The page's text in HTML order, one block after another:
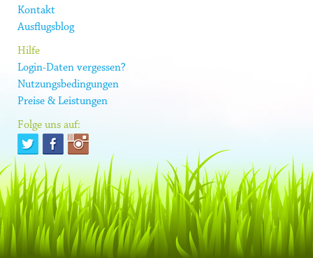
Kontakt
Ausflugsblog
Hilfe
Login-Daten vergessen?
Nutzungsbedingungen
Preise & Leistungen
Folge uns auf: